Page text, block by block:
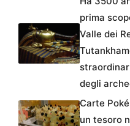
prima
Valle dei
degli
Carte
un tesoro